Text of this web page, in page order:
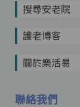
搜尋安老院
護老博客
關於樂活易
聯絡我們